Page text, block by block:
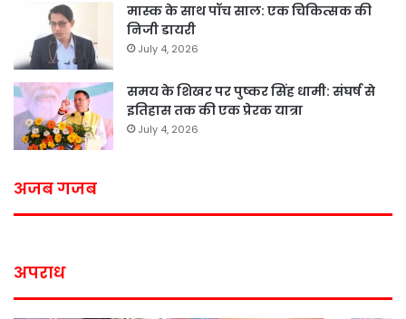
मास्क के साथ पॉच साल: एक चिकित्सक की
निजी डायरी
July 4, 2026
समय के शिखर पर पुष्कर सिंह धामी: संघर्ष से
इतिहास तक की एक प्रेरक यात्रा
July 4, 2026
अजब गजब
अपराध